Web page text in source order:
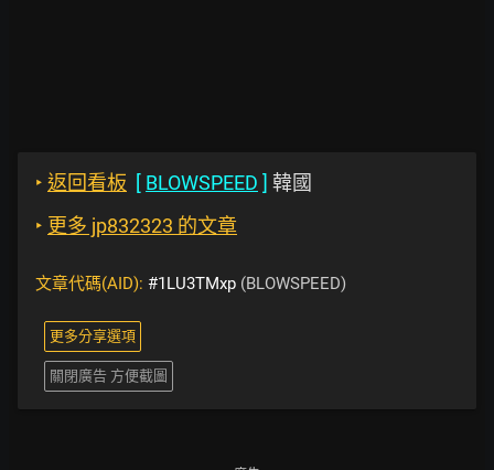
‣ 返回看板 [ BLOWSPEED ] 韓國
‣ 更多 jp832323 的文章
文章代碼(AID): #1LU3TMxp (BLOWSPEED)
更多分享選項
關閉廣告 方便截圖